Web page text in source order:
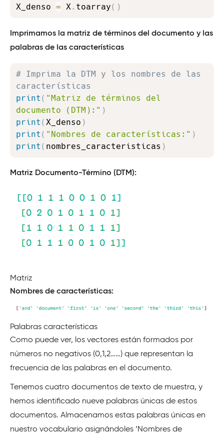
X_denso = X. toarray( )
Imprimamos la matriz de términos del documento y las
palabras de las características
# Imprima la DTM y los nombres de las
características
print ( "Matriz de términos del
documento (DTM):" )
print ( X_denso )
print ( "Nombres de características:" )
print ( nombres_caracteristicas )
Matriz Documento-Término (DTM):
Matriz
Nombres de características:
Palabras características
Como puede ver, los vectores están formados por
números no negativos (0,1,2……) que representan la
frecuencia de las palabras en el documento.
Tenemos cuatro documentos de texto de muestra, y
hemos identificado nueve palabras únicas de estos
documentos. Almacenamos estas palabras únicas en
nuestro vocabulario asignándoles ‘Nombres de